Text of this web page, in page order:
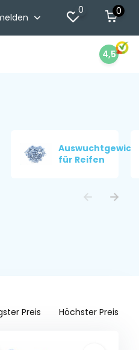
0 0
4,5
für Reifen
Preis Höchster Preis